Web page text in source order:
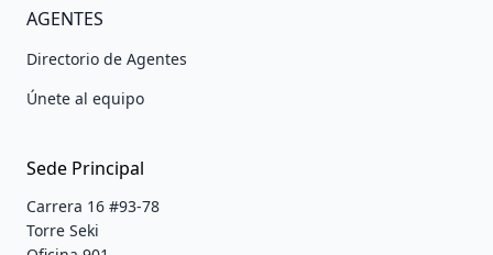
AGENTES
Directorio de Agentes
Únete al equipo
Sede Principal
Carrera 16 #93-78
Torre Seki